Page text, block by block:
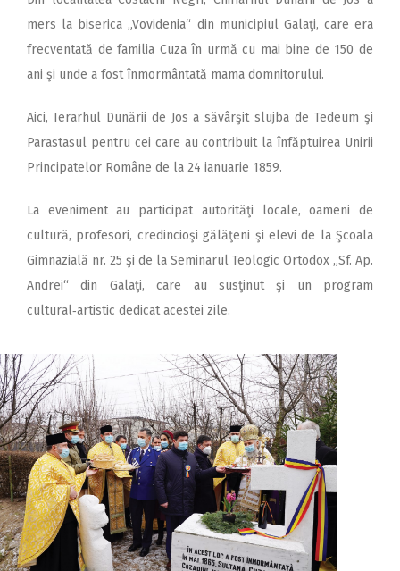
mers la biserica „Vovidenia“ din municipiul Galaţi, care era
frecventată de familia Cuza în urmă cu mai bine de 150 de
ani şi unde a fost înmormântată mama domnitorului.
Aici, Ierarhul Dunării de Jos a săvârşit slujba de Tedeum şi
Parastasul pentru cei care au contribuit la înfăptuirea Unirii
Principatelor Române de la 24 ianuarie 1859.
La eveniment au participat autorităţi locale, oameni de
cultură, profesori, credincioşi gălăţeni şi elevi de la Şcoala
Gimnazială nr. 25 şi de la Seminarul Teologic Ortodox „Sf. Ap.
Andrei“ din Galaţi, care au susţinut şi un program
cultural‑artistic dedicat acestei zile.